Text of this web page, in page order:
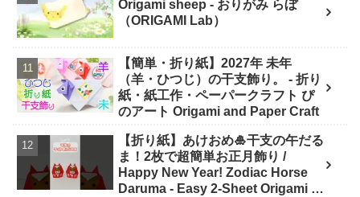
Origami sheep - おりがみ らぼ
（ORIGAMI Lab）
【簡単・折り紙】2027年 未年
（羊・ひつじ）の干支飾り。 - 折り
紙・紙工作・ペーパークラフト ぴ
のアート Origami and Paper Craft
【折り紙】あけおめ🎍干支の午だる
ま！2枚で超簡単お正月飾り /
Happy New Year! Zodiac Horse
Daruma - Easy 2-Sheet Origami -